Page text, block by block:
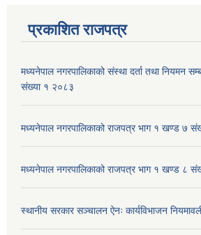
प्रकाशित राजपत्र
मध्यनेपाल नगरपालिकाको संस्था दर्ता तथा नियमन
संख्या १ २०८३
मध्यनेपाल नगरपालिकाको राजपत्र भाग १ खण्ड ७
मध्यनेपाल नगरपालिकाको राजपत्र भाग १ खण्ड ८
स्थानीय सरकार सञ्चालन ऐनः कार्यविभाजन